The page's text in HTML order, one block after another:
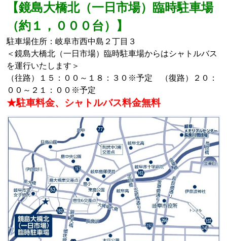
【鏡島大橋北（一日市場）臨時駐車場
（約１，０００台）】
駐車場住所：岐阜市西中島２丁目３
＜鏡島大橋北（一日市場）臨時駐車場からはシャトルバス
を運行いたします＞
（往路）１５：００～１８：３０※予定 （復路）２０：
００～２１：００※予定
★駐車料金、シャトルバス料金無料